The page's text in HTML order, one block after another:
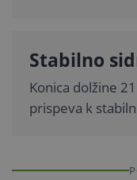
Stabilno
Konica dolžine
prispeva k